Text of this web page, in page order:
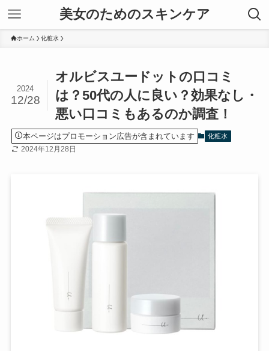
美女のためのスキンケア
ホーム 化粧水
オルビスユードットの口コミ
は？50代の人に良い？効果なし・
悪い口コミもあるのか調査！
2024
12/28
本ページはプロモーション広告が含まれています 化粧水
2024年12月28日